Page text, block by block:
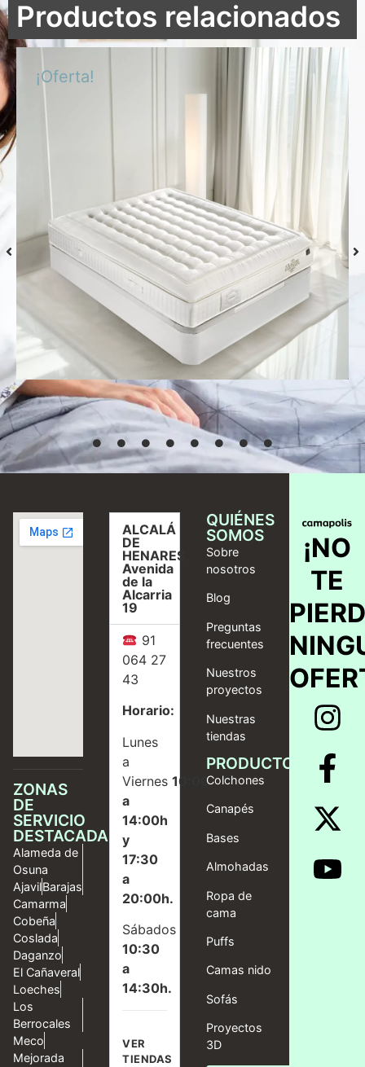
Productos relacionados
¡Oferta!
Colchón S-Grafeno Hannes
Desde 769,00 €
Seleccionar
opciones
ZONAS
DE
SERVICIO
DESTACADAS
Alameda de
Osuna
AjavilBarajas
Camarma
Cobeña
Coslada
Daganzo
El Cañaveral
Loeches
Los
Berrocales
Meco
Mejorada
ALCALÁ
DE
HENARES,
Avenida
de la
Alcarria
19
91
064 27
43
Horario:
Lunes
a
Viernes10:00
a
14:00h
y
17:30
a
20:00h.
Sábados
10:30
a
14:30h.
VER
TIENDAS
QUIÉNES
SOMOS
Sobre
nosotros
Blog
Preguntas
frecuentes
Nuestros
proyectos
Nuestras
tiendas
PRODUCTOS
Colchones
Canapés
Bases
Almohadas
Ropa de
cama
Puffs
Camas nido
Sofás
Proyectos
3D
¡NO
TE